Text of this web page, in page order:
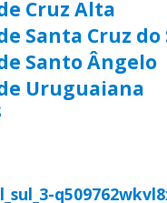
Cruz Alta
Santa Cruz do
Santo Ângelo
Uruguaiana